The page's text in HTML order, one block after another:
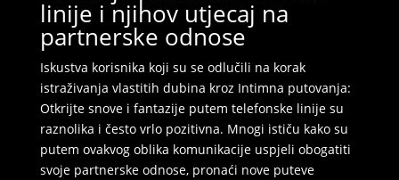
linije i njihov utjecaj na
partnerske odnose
Iskustva korisnika koji su se odlučili na korak
istraživanja vlastitih dubina kroz Intimna putovanja:
Otkrijte snove i fantazije putem telefonske linije su
raznolika i često vrlo pozitivna. Mnogi ističu kako su
putem ovakvog oblika komunikacije uspjeli obogatiti
svoje partnerske odnose, pronaći nove puteve